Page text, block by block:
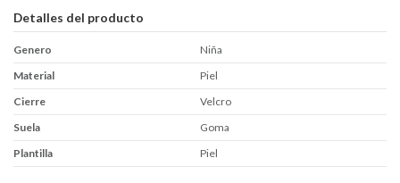
Detalles del producto
Genero
Niña
Material
Piel
Cierre
Velcro
Suela
Goma
Plantilla
Piel